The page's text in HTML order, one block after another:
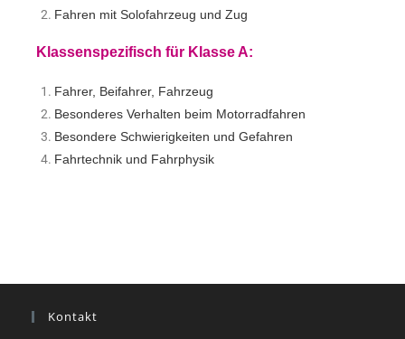
Fahren mit Solofahrzeug und Zug
Klassenspezifisch für Klasse A:
Fahrer, Beifahrer, Fahrzeug
Besonderes Verhalten beim Motorradfahren
Besondere Schwierigkeiten und Gefahren
Fahrtechnik und Fahrphysik
Kontakt